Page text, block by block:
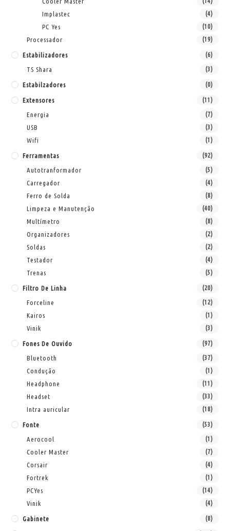
Implastec (4)
PC Yes (10)
Processador (19)
Estabilizadores (6)
TS Shara (3)
Estabilzadores (0)
Extensores (11)
Energia (7)
USB (3)
Wifi (1)
Ferramentas (92)
Autotranformador (5)
Carregador (4)
Ferro de Solda (8)
Limpeza e Manutenção (40)
Multímetro (8)
Organizadores (2)
Soldas (2)
Testador (4)
Trenas (5)
Filtro De Linha (20)
Forceline (12)
Kairos (1)
Vinik (3)
Fones De Ouvido (97)
Bluetooth (37)
Condução (1)
Headphone (11)
Headset (33)
Intra auricular (18)
Fonte (53)
Aerocool (1)
Cooler Master (7)
Corsair (4)
Fortrek (1)
PCYes (14)
Vinik (4)
Gabinete (8)